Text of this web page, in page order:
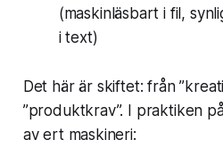
(maskinläsbart i fil,
i text)
Det här är skiftet: från
”produktkrav”. I praktiken
av ert maskineri: